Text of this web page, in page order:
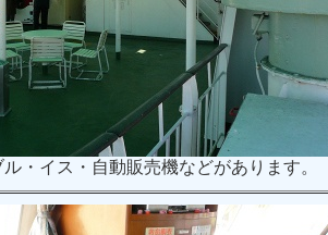
・イス・自動販売機などがあります。